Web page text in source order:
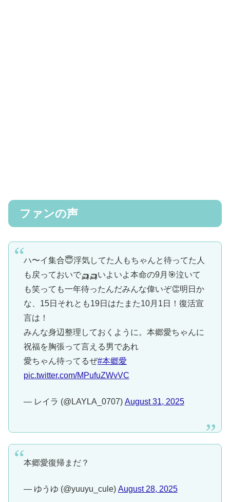
ファンの声
ハ〜イ集合😇浮気してた人もちゃんと待ってた人
も戻っておいで🛺🛺いよいよ本命の9月🎯泣いて
も笑っても一年待ったんだみんな偉いぞ👏明日か
な、15日それとも19日はたまた10月1日！復活宣
言は！
みんな身辺整理しておくように。本郷愛ちゃんに
祝福を胸張って言える男であれ
愛ちゃん待ってるぜ#本郷愛
pic.twitter.com/MPufuZWvVC
— レイラ (@LAYLA_0707) August 31, 2025
本郷愛復帰まだ？
— ゆうゆ (@yuuyu_cule) August 28, 2025